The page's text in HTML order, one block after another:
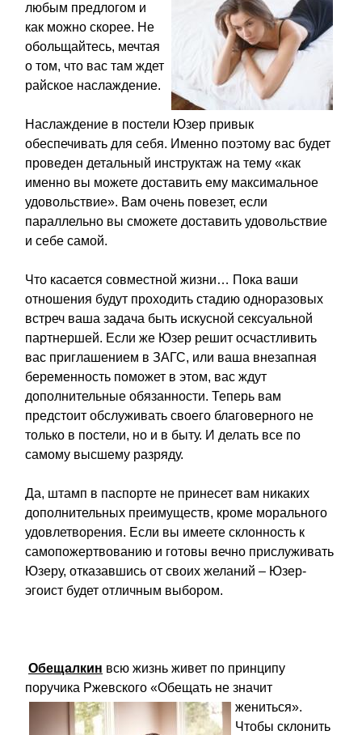
любым предлогом и
как можно скорее. Не
обольщайтесь, мечтая
о том, что вас там ждет
райское наслаждение.
Наслаждение в постели Юзер привык
обеспечивать для себя. Именно поэтому вас будет
проведен детальный инструктаж на тему «как
именно вы можете доставить ему максимальное
удовольствие». Вам очень повезет, если
параллельно вы сможете доставить удовольствие
и себе самой.
Что касается совместной жизни… Пока ваши
отношения будут проходить стадию одноразовых
встреч ваша задача быть искусной сексуальной
партнершей. Если же Юзер решит осчастливить
вас приглашением в ЗАГС, или ваша внезапная
беременность поможет в этом, вас ждут
дополнительные обязанности. Теперь вам
предстоит обслуживать своего благоверного не
только в постели, но и в быту. И делать все по
самому высшему разряду.
Да, штамп в паспорте не принесет вам никаких
дополнительных преимуществ, кроме морального
удовлетворения. Если вы имеете склонность к
самопожертвованию и готовы вечно прислуживать
Юзеру, отказавшись от своих желаний – Юзер-
эгоист будет отличным выбором.
Обещалкин всю жизнь живет по принципу
поручика Ржевского «Обещать не значит
жениться».
Чтобы склонить